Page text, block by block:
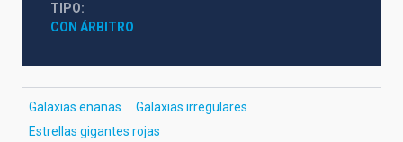
TIPO
CON ÁRBITRO
Galaxias enanas
Galaxias irregulares
Estrellas gigantes rojas